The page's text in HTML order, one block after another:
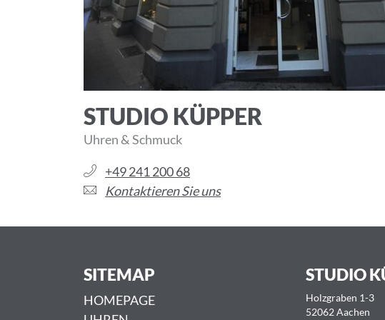
STUDIO KÜPPER
Uhren & Schmuck
+49 241 200 68
Kontaktieren Sie uns
SITEMAP
HOMEPAGE
STUDIO
Holzgraben 1-3
52062 Aachen